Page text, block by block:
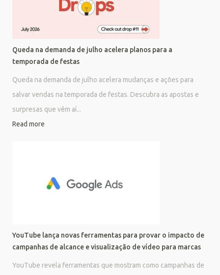
Queda na demanda de julho acelera planos para a
temporada de festas
Queda na demanda de julho acelera mudanças e ações para
salvar vendas na temporada de festas. Descubra as apostas e
surpresas que vêm aí...
Read more
YouTube lança novas ferramentas para provar o impacto de
campanhas de alcance e visualização de vídeo para marcas
YouTube revela ferramentas que mostram como campanhas de